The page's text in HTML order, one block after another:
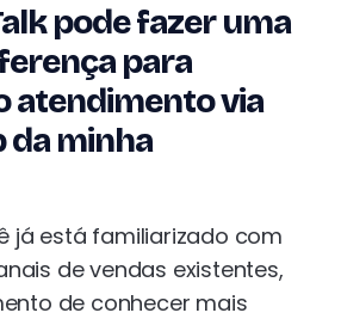
pode fazer uma
para
atendimento via
da minha
já está familiarizado com
de vendas existentes,
de conhecer mais